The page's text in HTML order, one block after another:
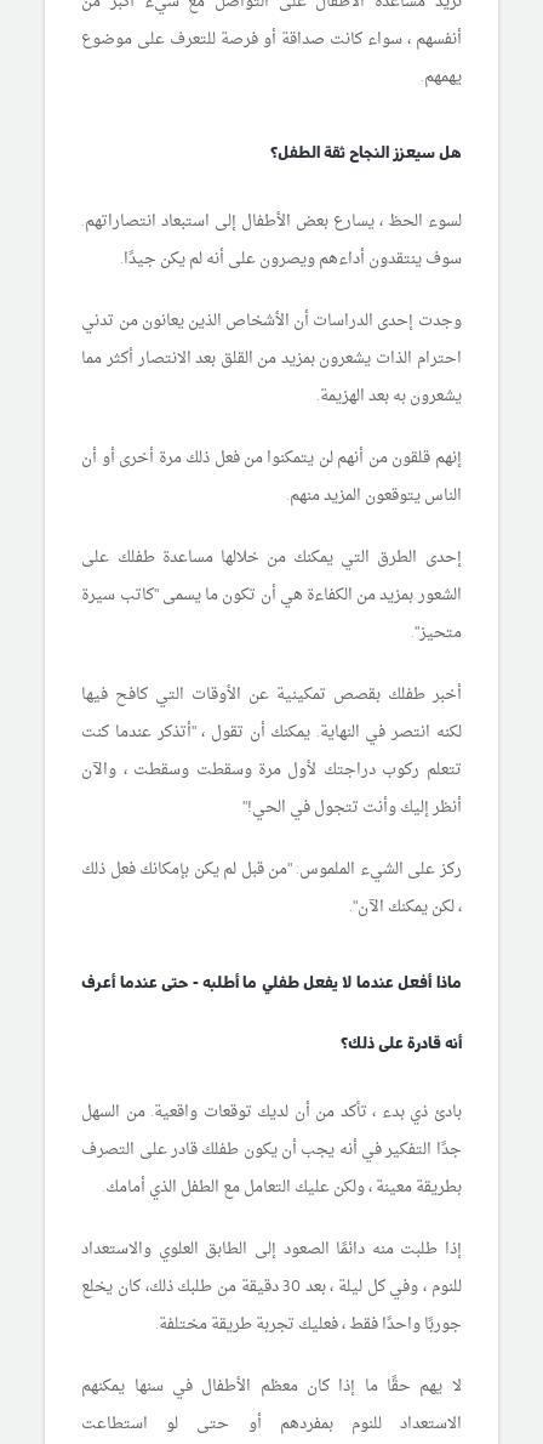
أنفسهم ، سواء كانت صداقة أو فرصة للتعرف على موضوع
يهمهم.
هل سيعزز النجاح ثقة الطفل؟
لسوء الحظ ، يسارع بعض الأطفال إلى استبعاد انتصاراتهم.
سوف ينتقدون أداءهم ويصرون على أنه لم يكن جيدًا.
وجدت إحدى الدراسات أن الأشخاص الذين يعانون من تدني
احترام الذات يشعرون بمزيد من القلق بعد الانتصار أكثر مما
يشعرون به بعد الهزيمة.
إنهم قلقون من أنهم لن يتمكنوا من فعل ذلك مرة أخرى أو أن
الناس يتوقعون المزيد منهم.
إحدى الطرق التي يمكنك من خلالها مساعدة طفلك على
الشعور بمزيد من الكفاءة هي أن تكون ما يسمى "كاتب سيرة
متحيز".
أخبر طفلك بقصص تمكينية عن الأوقات التي كافح فيها
لكنه انتصر في النهاية. يمكنك أن تقول ، "أتذكر عندما كنت
تتعلم ركوب دراجتك لأول مرة وسقطت وسقطت ، والآن
أنظر إليك وأنت تتجول في الحي!"
ركز على الشيء الملموس: "من قبل لم يكن بإمكانك فعل ذلك
، لكن يمكنك الآن".
ماذا أفعل عندما لا يفعل طفلي ما أطلبه - حتى عندما أعرف
أنه قادرة على ذلك؟
بادئ ذي بدء ، تأكد من أن لديك توقعات واقعية. من السهل
جدًا التفكير في أنه يجب أن يكون طفلك قادر على التصرف
بطريقة معينة ، ولكن عليك التعامل مع الطفل الذي أمامك.
إذا طلبت منه دائمًا الصعود إلى الطابق العلوي والاستعداد
للنوم ، وفي كل ليلة ، بعد 30 دقيقة من طلبك ذلك، كان يخلع
جوربًا واحدًا فقط ، فعليك تجربة طريقة مختلفة.
لا يهم حقًا ما إذا كان معظم الأطفال في سنها يمكنهم
الاستعداد للنوم بمفردهم أو حتى لو استطاعت